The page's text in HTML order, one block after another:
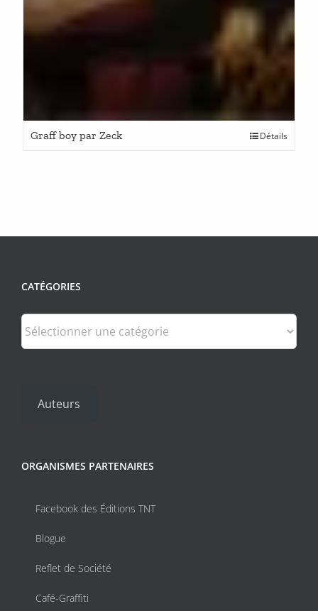
Graff boy par Zeck Détails
CATÉGORIES
Catégories
Auteurs
ORGANISMES PARTENAIRES
Facebook des Éditions TNT
Blogue
Reflet de Société
Café-Graffiti